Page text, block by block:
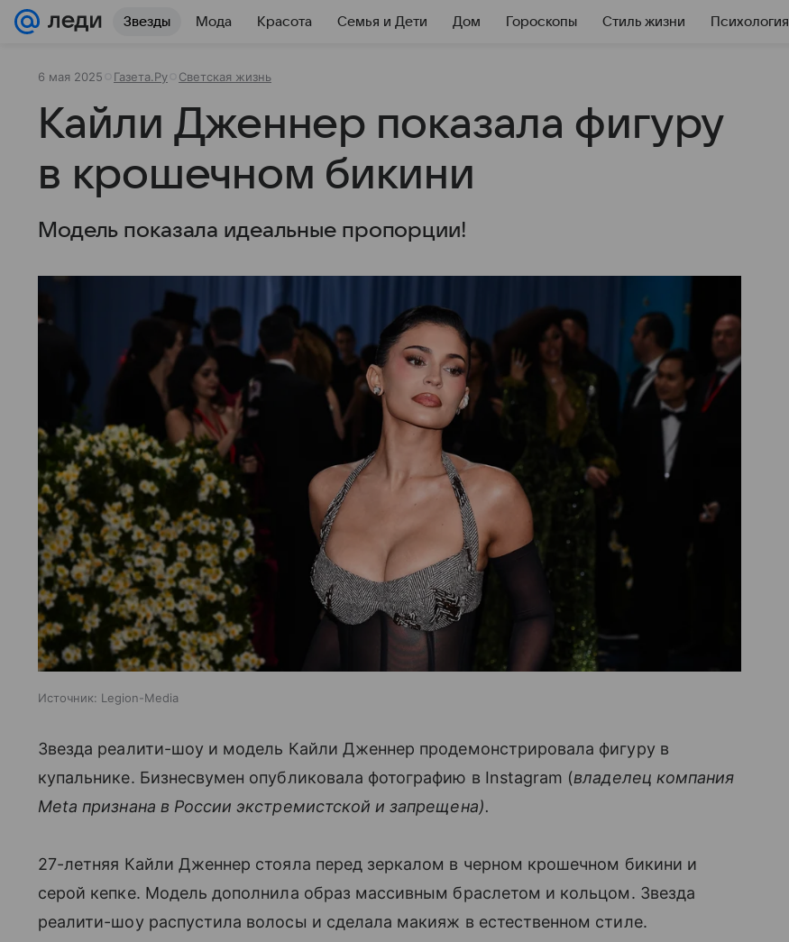
Звезды Мода Красота Семья и Дети Дом Гороскопы Стиль жизни Психология
6 мая 2025 Газета.Ру Светская жизнь
Кайли Дженнер показала фигуру
в крошечном бикини
Модель показала идеальные пропорции!
Источник: Legion-Media
Звезда реалити-шоу и модель Кайли Дженнер продемонстрировала фигуру в
купальнике. Бизнесвумен опубликовала фотографию в Instagram (владелец компания
Meta признана в России экстремистской и запрещена).
27-летняя Кайли Дженнер стояла перед зеркалом в черном крошечном бикини и
серой кепке. Модель дополнила образ массивным браслетом и кольцом. Звезда
реалити-шоу распустила волосы и сделала макияж в естественном стиле.